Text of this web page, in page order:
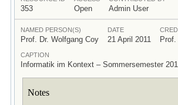
353 Open Admin User
NAMED PERSON(S)
Prof. Dr. Wolfgang Coy
DATE
21 April 2011 Prof.
CAPTION
Informatik im Kontext – Sommersemester
Notes